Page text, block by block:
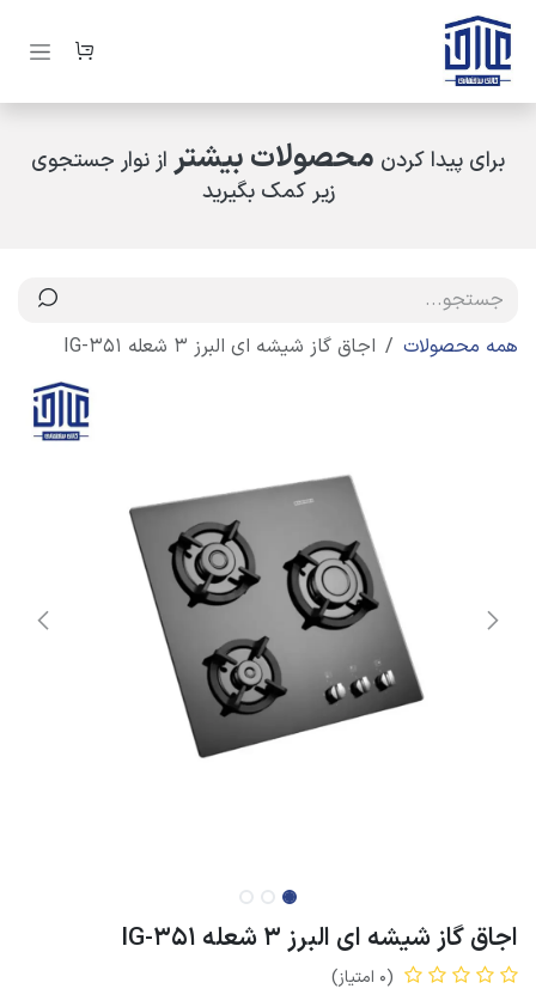
صرف نظر و مشاهده محتوا
برای پیدا کردن محصولات بیشتر از نوار جستجوی
زیر کمک بگیرید
همه محصولات اجاق گاز شیشه ای البرز 3 شعله IG-351
اجاق گاز شیشه ای البرز 3 شعله IG-351
(0 امتیاز)